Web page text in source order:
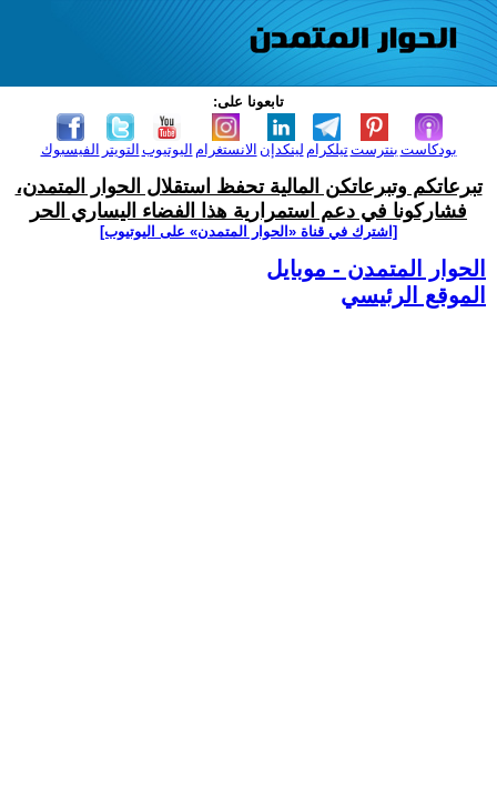
تابعونا على:
الفيسبوك التويتر اليوتيوب الانستغرام لينكدإن تيلكرامبنترست بودكاست
تبرعاتكم وتبرعاتكن المالية تحفظ استقلال الحوار المتمدن،
فشاركونا في دعم استمرارية هذا الفضاء اليساري الحر
[اشترك في قناة ‫«الحوار المتمدن» على اليوتيوب]
الحوار المتمدن - موبايل
الموقع الرئيسي